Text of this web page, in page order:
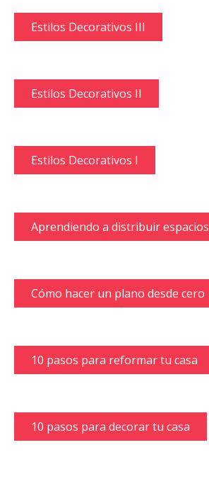
Estilos Decorativos III
Estilos Decorativos II
Estilos Decorativos I
Aprendiendo a distribuir espacios
Cómo hacer un plano desde cero
10 pasos para reformar tu casa
10 pasos para decorar tu casa